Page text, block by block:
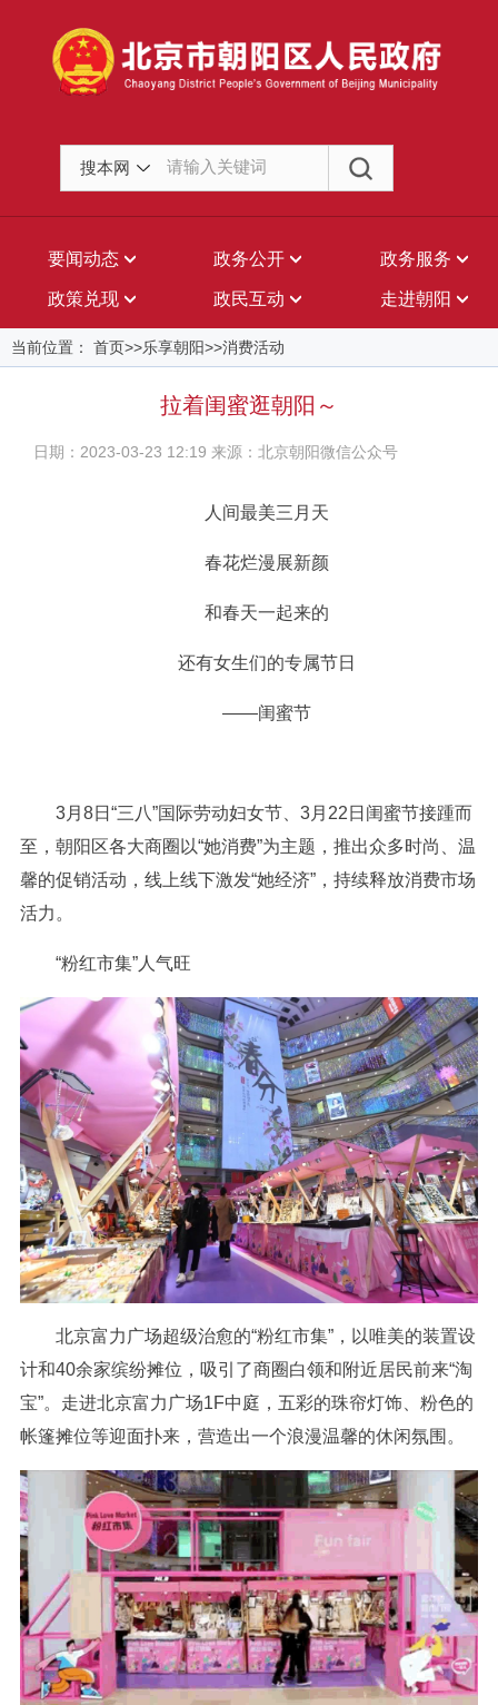
搜本网
要闻动态 政务公开 政务服务
政策兑现 政民互动 走进朝阳
当前位置： 首页>>乐享朝阳>>消费活动
拉着闺蜜逛朝阳～
日期：2023-03-23 12:19 来源：北京朝阳微信公众号
人间最美三月天
春花烂漫展新颜
和春天一起来的
还有女生们的专属节日
——闺蜜节
3月8日“三八”国际劳动妇女节、3月22日闺蜜节接踵而
至，朝阳区各大商圈以“她消费”为主题，推出众多时尚、温
馨的促销活动，线上线下激发“她经济”，持续释放消费市场
活力。
“粉红市集”人气旺
北京富力广场超级治愈的“粉红市集”，以唯美的装置设
计和40余家缤纷摊位，吸引了商圈白领和附近居民前来“淘
宝”。走进北京富力广场1F中庭，五彩的珠帘灯饰、粉色的
帐篷摊位等迎面扑来，营造出一个浪漫温馨的休闲氛围。